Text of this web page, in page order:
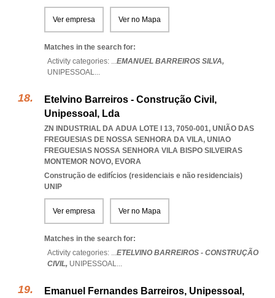
Ver empresa Ver no Mapa
Matches in the search for:
Activity categories: ...EMANUEL BARREIROS SILVA,
UNIPESSOAL...
Etelvino Barreiros - Construção Civil,
Unipessoal, Lda
ZN INDUSTRIAL DA ADUA LOTE I 13, 7050-001, UNIÃO DAS
FREGUESIAS DE NOSSA SENHORA DA VILA, UNIAO
FREGUESIAS NOSSA SENHORA VILA BISPO SILVEIRAS
MONTEMOR NOVO, EVORA
Construção de edifícios (residenciais e não residenciais)
UNIP
Ver empresa Ver no Mapa
Matches in the search for:
Activity categories: ...ETELVINO BARREIROS - CONSTRUÇÃO
CIVIL, UNIPESSOAL...
Emanuel Fernandes Barreiros, Unipessoal,